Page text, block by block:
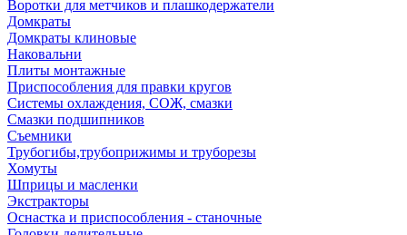
Воротки для метчиков и плашкодержатели
Домкраты
Домкраты клиновые
Наковальни
Плиты монтажные
Приспособления для правки кругов
Системы охлаждения, СОЖ, смазки
Смазки подшипников
Съемники
Трубогибы,трубоприжимы и труборезы
Хомуты
Шприцы и масленки
Экстракторы
Оснастка и приспособления - станочные